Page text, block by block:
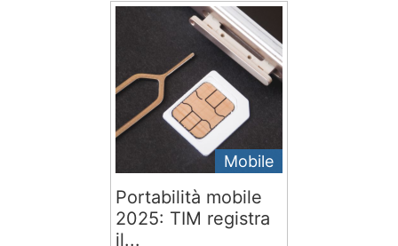
Mobile
Portabilità mobile
2025: TIM registra
il...